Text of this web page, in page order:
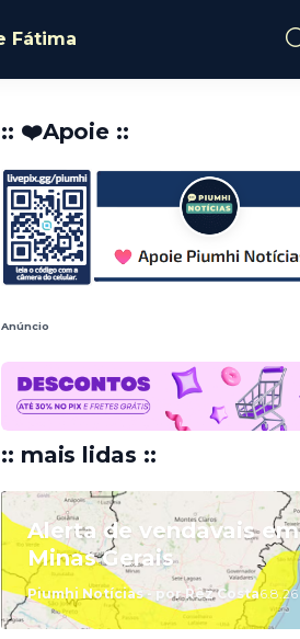
Fátima
:: ❤️Apoie ::
Anúncio
:: mais lidas ::
Alerta de vendavais em
Minas Gerais
Piumhi Notícias - por Rêz Costa6.8.26